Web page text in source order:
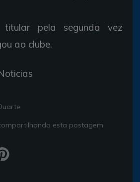
titular pela segunda vez
ao clube.
esta postagem